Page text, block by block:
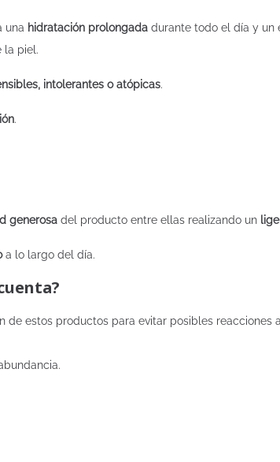
una hidratación prolongada durante todo el día y un
la piel.
intolerantes o atópicas.
.
generosa del producto entre ellas realizando un
a lo largo del día.
de estos productos para evitar posibles reacciones